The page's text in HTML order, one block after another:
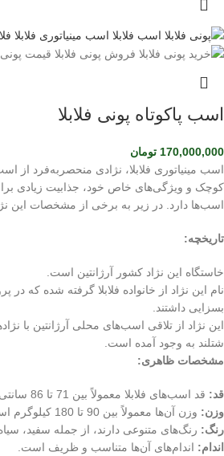
اسب پاکوتاه پونی فلابلا
170,000,000 تومان
اسب مینیاتوری فلابلا، نژادی منحصربه‌فرد از
کوچک و ویژگی‌های خاص خود، جذابیت زیادی
اسب‌ها دارد. در زیر به برخی از مشخصات این
تاریخچه:
خاستگاه این نژاد کشور آرژانتین است.
نام این نژاد از خانواده فلابلا گرفته شده که
بسزایی داشتند.
این نژاد از تلاقی اسب‌های محلی آرژانتین با
شتلند به وجود آمده است.
مشخصات ظاهری:
قد: قد اسب‌های فلابلا معمولاً بین 71 تا 86 سانتی‌متر است.
وزن: وزن آن‌ها معمولاً بین 90 تا 180 کیلوگرم است.
رنگ: رنگ‌های متنوعی دارند، از جمله سفید،
اندام: اندام‌های آن‌ها متناسب و ظریف است.